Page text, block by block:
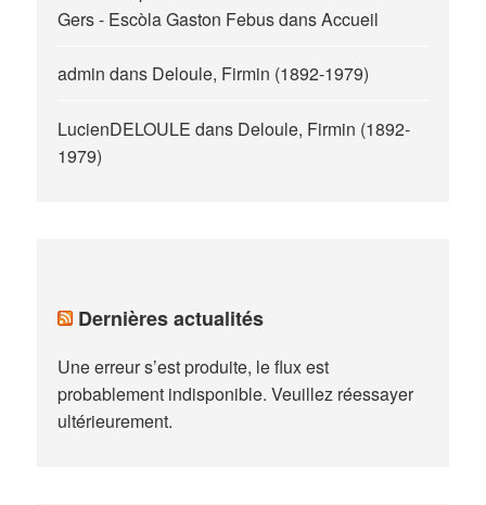
Gers - Escòla Gaston FebusdansAccueil
admin dans Deloule, Firmin (1892-1979)
LucienDELOULE dans Deloule, Firmin (1892-
1979)
Dernières actualités
Une erreur s’est produite, le flux est
probablement indisponible. Veuillez réessayer
ultérieurement.